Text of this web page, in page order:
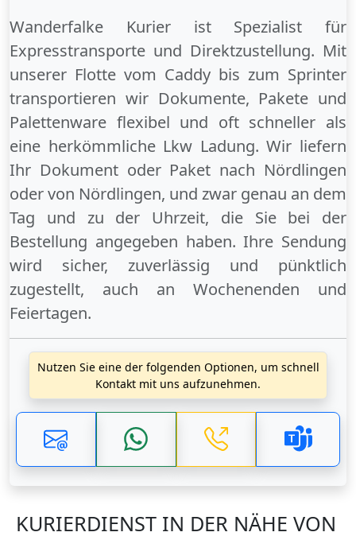
Wanderfalke Kurier ist Spezialist für
Expresstransporte und Direktzustellung. Mit
unserer Flotte vom Caddy bis zum Sprinter
transportieren wir Dokumente, Pakete und
Palettenware flexibel und oft schneller als
eine herkömmliche Lkw Ladung. Wir liefern
Ihr Dokument oder Paket nach Nördlingen
odervon Nördlingen, und zwar genau an dem
Tag und zu der Uhrzeit, die Sie bei der
Bestellung angegeben haben. Ihre Sendung
wird sicher, zuverlässig und pünktlich
zugestellt, auch an Wochenenden und
Feiertagen.
Nutzen Sie eine der folgenden Optionen, um schnell
Kontakt mit uns aufzunehmen.
KURIERDIENST IN DER NÄHE VON